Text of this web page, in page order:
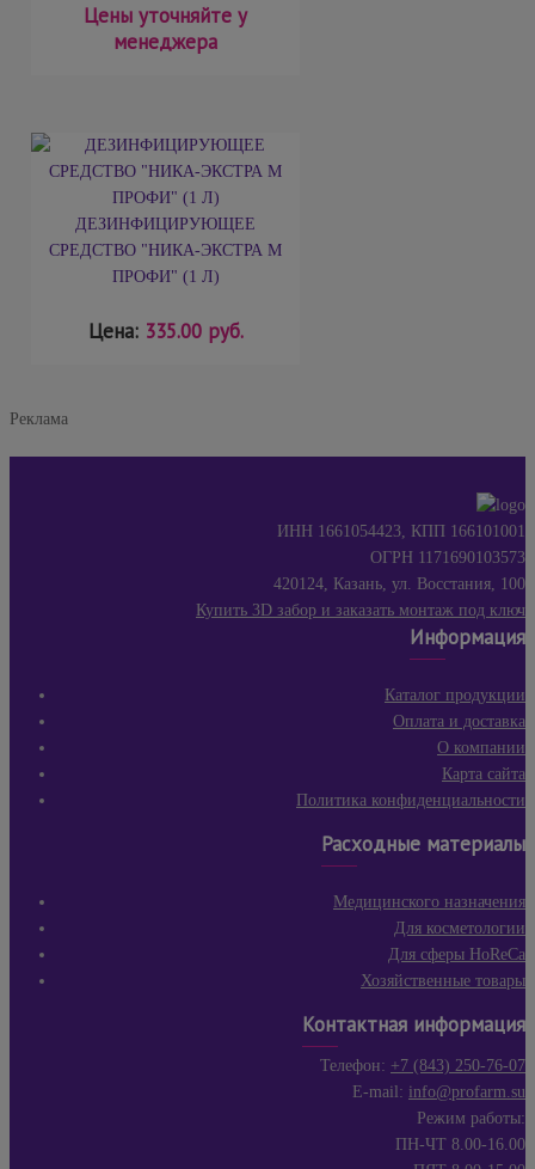
Цены уточняйте у
менеджера
ДЕЗИНФИЦИРУЮЩЕЕ
СРЕДСТВО "НИКА-ЭКСТРА М
ПРОФИ" (1 Л)
Цена: 335.00 руб.
Реклама
ИНН 1661054423, КПП 166101001
ОГРН 1171690103573
420124, Казань, ул. Восстания, 100
Купить 3D забор и заказать монтаж под ключ
Информация
Каталог продукции
Оплата и доставка
О компании
Карта сайта
Политика конфиденциальности
Расходные материалы
Медицинского назначения
Для косметологии
Для сферы HoReCa
Хозяйственные товары
Контактная информация
Телефон: +7 (843) 250-76-07
E-mail: info@profarm.su
Режим работы:
ПН-ЧТ 8.00-16.00